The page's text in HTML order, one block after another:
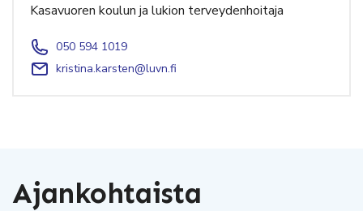
Kasavuoren koulun ja lukion terveydenhoitaja
050 594 1019
kristina.karsten@luvn.fi
Ajankohtaista